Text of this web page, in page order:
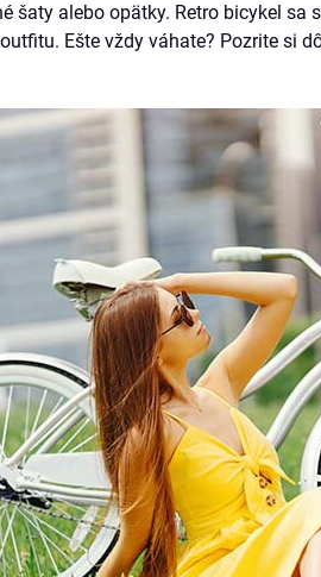
šaty alebo opätky. Retro bicykel
Ešte vždy váhate? Pozrite si